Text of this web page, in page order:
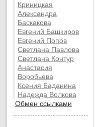
Криницкая
Александра
Баскакова
Евгений Башкиров
Евгений Попов
Светлана Павлова
Светлана Контур
Анастасия
Воробьева
Ксения Баданина
Надежда Волкова
Обмен ссылками